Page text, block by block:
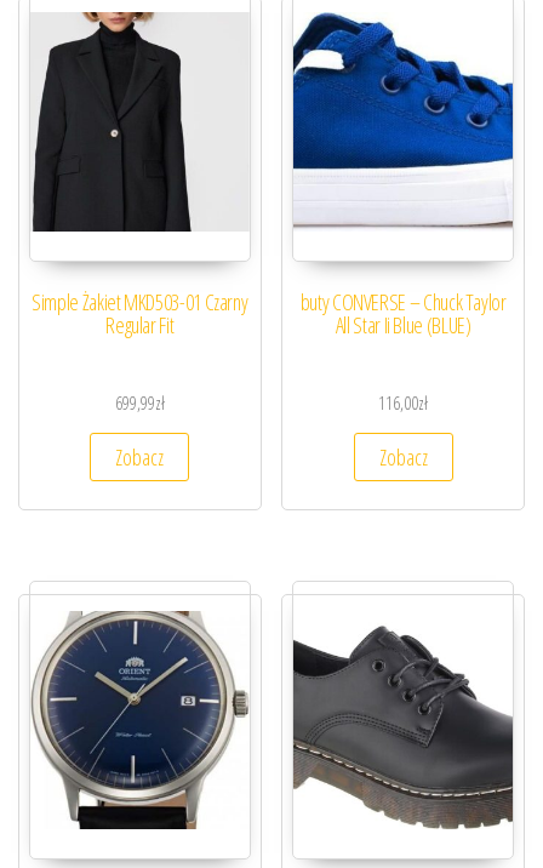
Simple Żakiet MKD503-01 Czarny
Regular Fit
699,99zł
Zobacz
buty CONVERSE – Chuck Taylor
All Star Ii Blue (BLUE)
116,00zł
Zobacz